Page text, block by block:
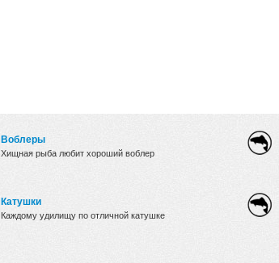
Воблеры
Хищная рыба любит хороший воблер
Катушки
Каждому удилищу по отличной катушке